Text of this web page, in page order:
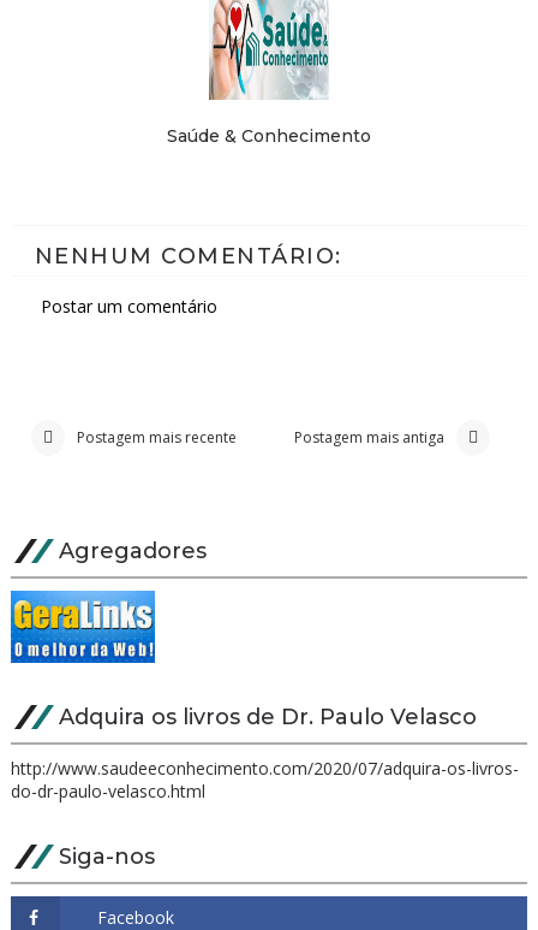
Saúde & Conhecimento
NENHUM COMENTÁRIO:
Postar um comentário
Postagem mais recente Postagem mais antiga
Agregadores
Adquira os livros de Dr. Paulo Velasco
http://www.saudeeconhecimento.com/2020/07/adquira-os-livros-
do-dr-paulo-velasco.html
Siga-nos